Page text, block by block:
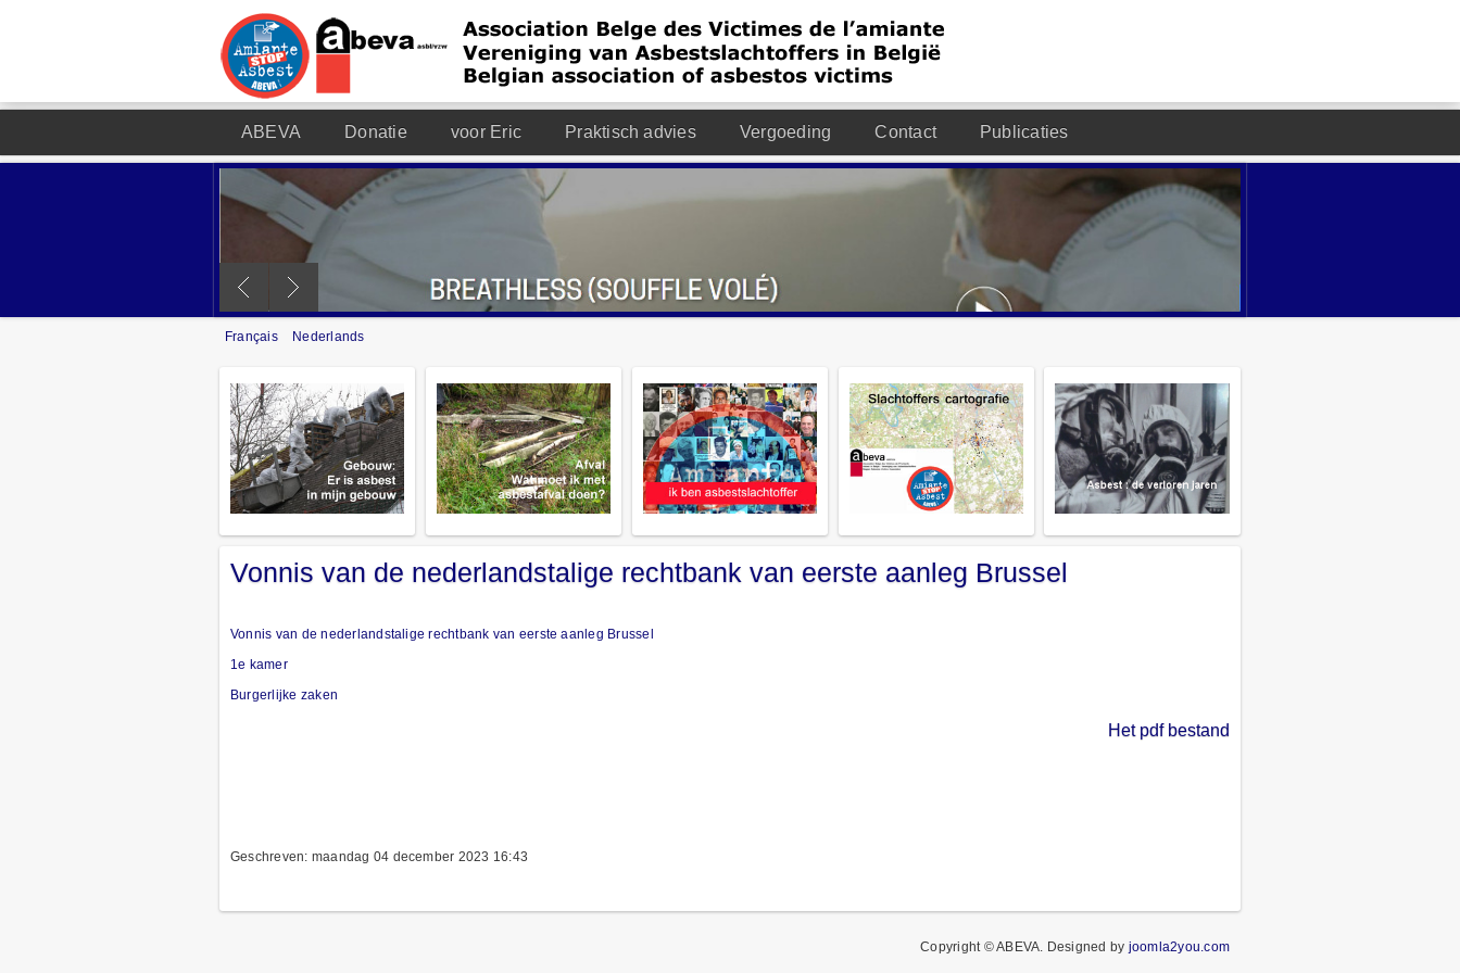
ABEVA Donatie voor Eric Praktisch advies Vergoeding Contact Publicaties
Français Nederlands
Vonnis van de nederlandstalige rechtbank van eerste aanleg Brussel
Vonnis van de nederlandstalige rechtbank van eerste aanleg Brussel
1e kamer
Burgerlijke zaken
Het pdf bestand
Geschreven: maandag 04 december 2023 16:43
Copyright © ABEVA. Designed by joomla2you.com